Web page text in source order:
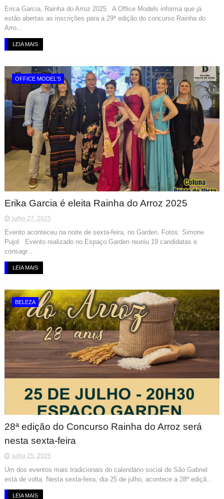
Erica Garcia, Rainha do Arroz 2025 A Office Models informa que já
estão abertas as inscrições para a 29ª edição do concurso Rainha do
Arro...
LEIA MAIS
OFFICE MODEL'S
Erika Garcia é eleita Rainha do Arroz 2025
julho 27, 2025
Evento aconteceu na noite de sexta-feira, no Garden. Fotos: Simone
Pujol Evento realizado no Espaço Garden reuniu 19 candidatas e
consagr...
LEIA MAIS
BELEZA
28ª edição do Concurso Rainha do Arroz será
nesta sexta-feira
julho 25, 2025
Um dos eventos mais tradicionais do calendário social de São Gabriel
está de volta. Nesta sexta-feira, dia 25 de julho, acontece a 28ª ediçã...
LEIA MAIS